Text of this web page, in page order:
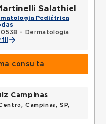
Salathiel
Pediátrica
- Dermatologia
consulta
Campinas
Campinas, SP,